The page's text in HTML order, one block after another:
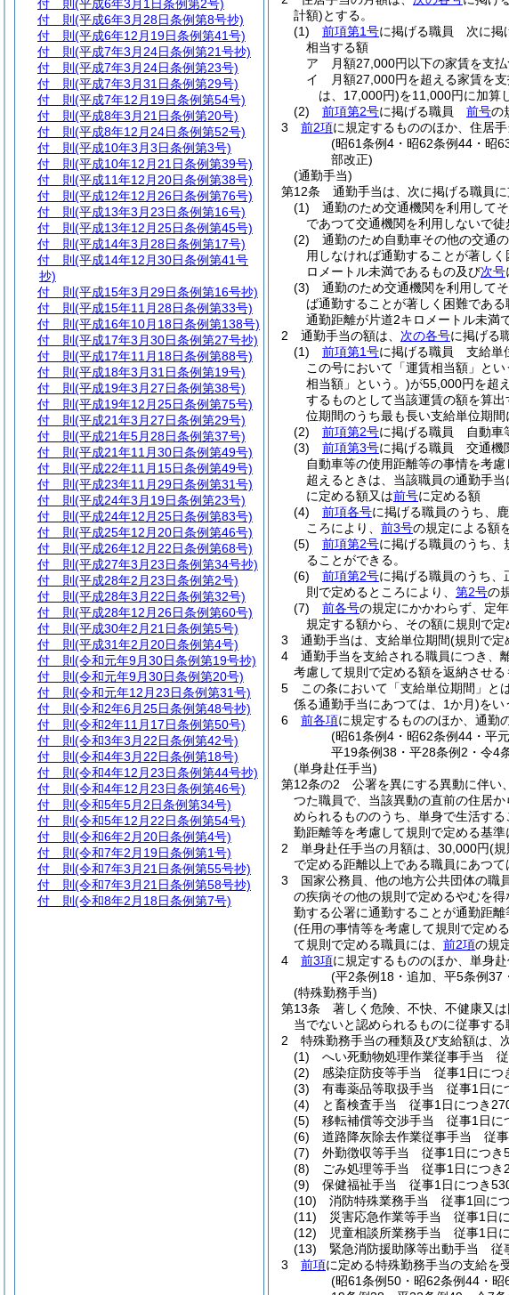
計額)とする。
(1)
前項第1号に掲げる職員 次に掲
相当する額
ア
月額27,000円以下の家賃を支
イ
月額27,000円を超える家賃を
は、17,000円)を11,000円に加算
(2)
前項第2号に掲げる職員 前号の
3
前2項に規定するもののほか、住居
(昭61条例4・昭62条例44・昭
部改正)
(通勤手当)
第12条
通勤手当は、次に掲げる職員に
(1)
通勤のため交通機関を利用して
であつて交通機関を利用しないで
(2)
通勤のため自動車その他の交通
用しなければ通勤することが著し
ロメートル未満であるもの及び次号
(3)
通勤のため交通機関を利用して
ば通勤することが著しく困難であ
通勤距離が片道2キロメートル未満
2
通勤手当の額は、 次の各号に掲げる
(1)
前項第1号に掲げる職員 支給単
この号において「運賃相当額」とい
相当額」という。)が55,000円を超
するものとして当該運賃の額を算
位期間のうち最も長い支給単位期
(2)
前項第2号に掲げる職員 自動車
(3)
前項第3号に掲げる職員 交通機
自動車等の使用距離等の事情を考慮
超えるときは、当該職員の通勤手
に定める額又は前号に定める額
(4)
前項各号に掲げる職員のうち、
ころにより、 前3号の規定による額
(5)
前項第2号に掲げる職員のうち、
ることができる。
(6)
前項第2号に掲げる職員のうち
則で定めるところにより、 第2号の
(7)
前各号の規定にかかわらず、定
規定する額から、その額に規則で
3
通勤手当は、支給単位期間(規則で定
4
通勤手当を支給される職員につき、
考慮して規則で定める額を返納させる
5
この条において「支給単位期間」と
係る通勤手当にあつては、1か月)をい
6
前各項に規定するもののほか、通勤
(昭61条例4・昭62条例44・平
平19条例38・平28条例2・令4
(単身赴任手当)
第12条の2
公署を異にする異動に伴い
つた職員で、当該異動の直前の住居
められるもののうち、単身で生活す
勤距離等を考慮して規則で定める基
2
単身赴任手当の月額は、30,000円(規
で定める距離以上である職員にあつ
3
国家公務員、他の地方公共団体の職
の疾病その他の規則で定めるやむを
勤する公署に通勤することが通勤距
(任用の事情等を考慮して規則で定め
て規則で定める職員には、 前2項の規
4
前3項に規定するもののほか、単身
(平2条例18・追加、平5条例37
(特殊勤務手当)
第13条
著しく危険、不快、不健康又
当でないと認められるものに従事す
2
特殊勤務手当の種類及び支給額は、
(1)
へい死動物処理作業従事手当
(2)
感染症防疫等手当 従事1日につ
(3)
有毒薬品等取扱手当 従事1日に
(4)
と畜検査手当 従事1日につき
(5)
移転補償等交渉手当 従事1日に
(6)
道路降灰除去作業従事手当 従
(7)
外勤徴収等手当 従事1日につき
(8)
ごみ処理等手当 従事1日につき
(9)
保健福祉手当 従事1日につき
(10)
消防特殊業務手当 従事1回に
(11)
災害応急作業等手当 従事1日
(12)
児童相談所業務手当 従事1日
(13)
緊急消防援助隊等出動手当 従
3
前項に定める特殊勤務手当の支給を
(昭61条例50・昭62条例44・
付 則 (平成6年3月1日条例第2号)
付 則 (平成6年3月28日条例第8号抄)
付 則 (平成6年12月19日条例第41号)
付 則 (平成7年3月24日条例第21号抄)
付 則 (平成7年3月24日条例第23号)
付 則 (平成7年3月31日条例第29号)
付 則 (平成7年12月19日条例第54号)
付 則 (平成8年3月21日条例第20号)
付 則 (平成8年12月24日条例第52号)
付 則 (平成10年3月3日条例第3号)
付 則 (平成10年12月21日条例第39号)
付 則 (平成11年12月20日条例第38号)
付 則 (平成12年12月26日条例第76号)
付 則 (平成13年3月23日条例第16号)
付 則 (平成13年12月25日条例第45号)
付 則 (平成14年3月28日条例第17号)
付 則 (平成14年12月30日条例第41号
抄)
付 則 (平成15年3月29日条例第16号抄)
付 則 (平成15年11月28日条例第33号)
付 則 (平成16年10月18日条例第138号)
付 則 (平成17年3月30日条例第27号抄)
付 則 (平成17年11月18日条例第88号)
付 則 (平成18年3月31日条例第19号)
付 則 (平成19年3月27日条例第38号)
付 則 (平成19年12月25日条例第75号)
付 則 (平成21年3月27日条例第29号)
付 則 (平成21年5月28日条例第37号)
付 則 (平成21年11月30日条例第49号)
付 則 (平成22年11月15日条例第49号)
付 則 (平成23年11月29日条例第31号)
付 則 (平成24年3月19日条例第23号)
付 則 (平成24年12月25日条例第83号)
付 則 (平成25年12月20日条例第46号)
付 則 (平成26年12月22日条例第68号)
付 則 (平成27年3月23日条例第34号抄)
付 則 (平成28年2月23日条例第2号)
付 則 (平成28年3月22日条例第32号)
付 則 (平成28年12月26日条例第60号)
付 則 (平成30年2月21日条例第5号)
付 則 (平成31年2月20日条例第4号)
付 則 (令和元年9月30日条例第19号抄)
付 則 (令和元年9月30日条例第20号)
付 則 (令和元年12月23日条例第31号)
付 則 (令和2年6月25日条例第48号抄)
付 則 (令和2年11月17日条例第50号)
付 則 (令和3年3月22日条例第42号)
付 則 (令和4年3月22日条例第18号)
付 則 (令和4年12月23日条例第44号抄)
付 則 (令和4年12月23日条例第46号)
付 則 (令和5年5月2日条例第34号)
付 則 (令和5年12月22日条例第54号)
付 則 (令和6年2月20日条例第4号)
付 則 (令和7年2月19日条例第1号)
付 則 (令和7年3月21日条例第55号抄)
付 則 (令和7年3月21日条例第58号抄)
付 則 (令和8年2月18日条例第7号)